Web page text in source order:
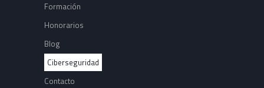
Formación
Honorarios
Blog
Ciberseguridad
Contacto